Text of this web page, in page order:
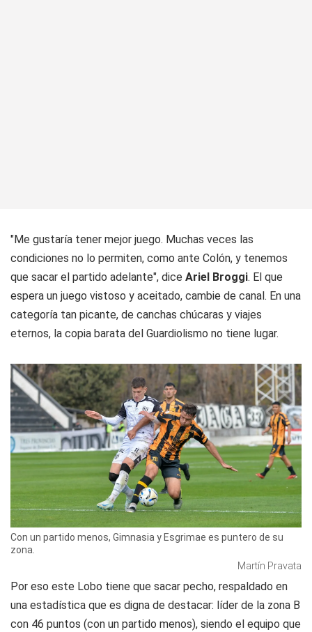
"Me gustaría tener mejor juego. Muchas veces las
condiciones no lo permiten, como ante Colón, y tenemos
que sacar el partido adelante", dice Ariel Broggi. El que
espera un juego vistoso y aceitado, cambie de canal. En una
categoría tan picante, de canchas chúcaras y viajes
eternos, la copia barata del Guardiolismo no tiene lugar.
Con un partido menos, Gimnasia y Esgrimae es puntero de su
zona.
Martín Pravata
Por eso este Lobo tiene que sacar pecho, respaldado en
una estadística que es digna de destacar: líder de la zona B
con 46 puntos (con un partido menos), siendo el equipo que